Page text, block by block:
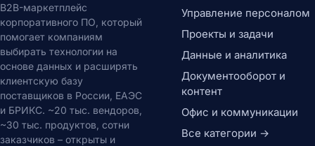
B2B-маркетплейс
корпоративного ПО, который
помогает компаниям
выбирать технологии на
основе данных и расширять
клиентскую базу
поставщиков в России, ЕАЭС
и БРИКС. ~20 тыс. вендоров,
~30 тыс. продуктов, сотни
заказчиков – открыты и
Управление персоналом
Проекты и задачи
Данные и аналитика
Документооборот и
контент
Офис и коммуникации
Все категории →